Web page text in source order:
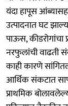
यंदा हापूस
उत्पादनात घट
पाऊस, कीडरोगांचा
नरफुलांची वाढती
काही कारणे
आर्थिक संकटात
प्राथमिक